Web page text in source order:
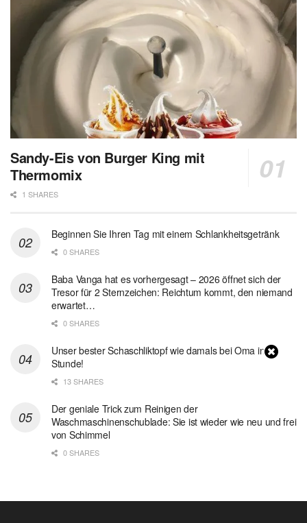
Sandy-Eis von Burger King mit
Thermomix
1 SHARES
Beginnen Sie Ihren Tag mit einem Schlankheitsgetränk
0 SHARES
Baba Vanga hat es vorhergesagt – 2026 öffnet sich der
Tresor für 2 Sternzeichen: Reichtum kommt, den niemand
erwartet…
0 SHARES
Unser bester Schaschliktopf wie damals bei Oma in 1
Stunde!
13 SHARES
Der geniale Trick zum Reinigen der
Waschmaschinenschublade: Sie ist wieder wie neu und frei
von Schimmel
0 SHARES